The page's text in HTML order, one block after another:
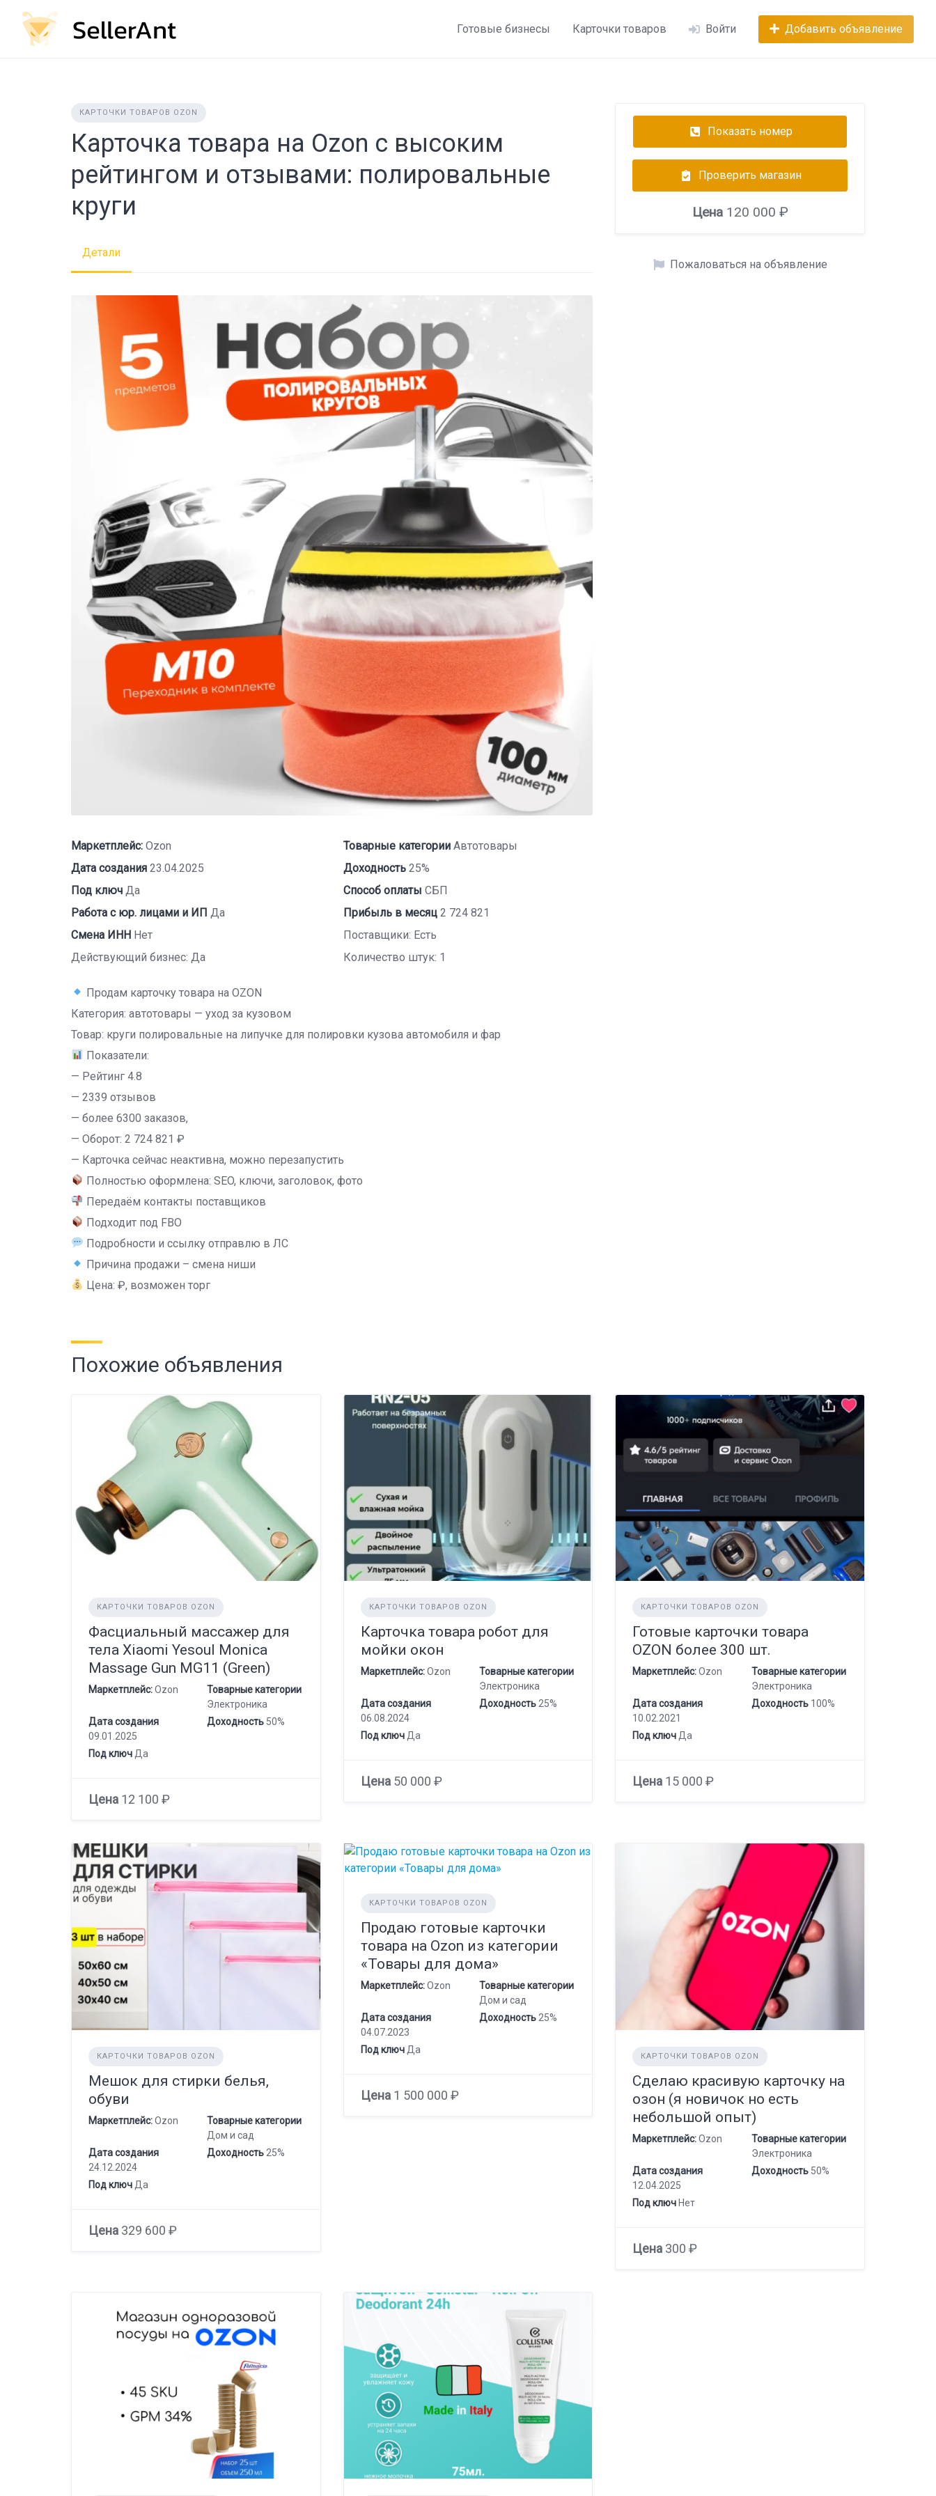
content
Готовые бизнесы Карточки товаров Войти Добавить объявление
КАРТОЧКИ ТОВАРОВ OZON
Карточка товара на Ozon с высоким
рейтингом и отзывами: полировальные
круги
Детали
Маркетплейс: Ozon Товарные категорииАвтотовары
Дата создания 23.04.2025 Доходность25%
Под ключ Да Способ оплаты СБП
Работа с юр. лицами и ИП Да Прибыль в месяц2 724 821
Смена ИНН Нет
Поставщики: Есть
Действующий бизнес: Да
Количество штук: 1
Продам карточку товара на OZON
Категория: автотовары — уход за кузовом
Товар: круги полировальные на липучке для полировки кузова автомобиля и фар
Показатели:
— Рейтинг 4.8
— 2339 отзывов
— более 6300 заказов,
— Оборот: 2 724 821 ₽
— Карточка сейчас неактивна, можно перезапустить
Полностью оформлена: SEO, ключи, заголовок, фото
Передаём контакты поставщиков
Подходит под FBO
Подробности и ссылку отправлю в ЛС
Причина продажи – смена ниши
Цена: ₽, возможен торг
Показать номер
Проверить магазин
Цена120 000 ₽
Пожаловаться на объявление
Похожие объявления
КАРТОЧКИ ТОВАРОВ OZON
Фасциальный массажер для
тела Xiaomi Yesoul Monica
Massage Gun MG11 (Green)
Маркетплейс:Ozon
Товарные категории
Электроника
Дата создания
09.01.2025
Доходность 50%
Под ключДа
Цена 12 100 ₽
КАРТОЧКИ ТОВАРОВ OZON
Карточка товара робот для
мойки окон
Маркетплейс:Ozon
Товарные категории
Электроника
Дата создания
06.08.2024
Доходность25%
Под ключДа
Цена50 000 ₽
КАРТОЧКИ ТОВАРОВ OZON
Готовые карточки товара
OZON более 300 шт.
Маркетплейс:Ozon
Товарные категории
Электроника
Дата создания
10.02.2021
Доходность100%
Под ключДа
Цена 15 000 ₽
КАРТОЧКИ ТОВАРОВ OZON
Мешок для стирки белья,
обуви
Маркетплейс:Ozon
Товарные категории
Дом и сад
Дата создания
24.12.2024
Доходность 25%
Под ключ Да
Цена 329 600 ₽
КАРТОЧКИ ТОВАРОВ OZON
Продаю готовые карточки
товара на Ozon из категории
«Товары для дома»
Маркетплейс:Ozon
Товарные категории
Дом и сад
Дата создания
04.07.2023
Доходность25%
Под ключДа
Цена1 500 000 ₽
КАРТОЧКИ ТОВАРОВ OZON
Сделаю красивую карточку на
озон (я новичок но есть
небольшой опыт)
Маркетплейс:Ozon
Товарные категории
Электроника
Дата создания
12.04.2025
Доходность50%
Под ключ Нет
Цена 300 ₽